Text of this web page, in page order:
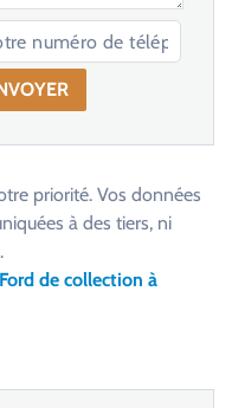
priorité. Vos données
à des tiers, ni
Ford de collection à